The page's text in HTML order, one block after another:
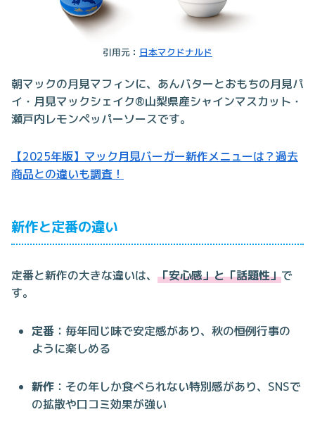
引用元： 日本マクドナルド
朝マックの月見マフィンに、あんバターとおもちの月見パ
イ・月見マックシェイク®山梨県産シャインマスカット・
瀬戸内レモンペッパーソースです。
【2025年版】マック月見バーガー新作メニューは？過去
商品との違いも調査！
新作と定番の違い
定番と新作の大きな違いは、 「安心感」と「話題性」で
す。
定番 ：毎年同じ味で安定感があり、秋の恒例行事の
ように楽しめる
新作 ：その年しか食べられない特別感があり、SNSで
の拡散や口コミ効果が強い